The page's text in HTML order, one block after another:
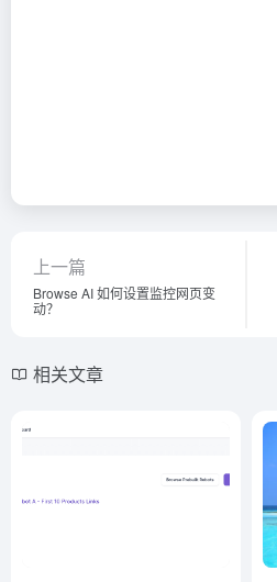
上一篇
Browse AI 如何设置监控网页变
动？
相关文章